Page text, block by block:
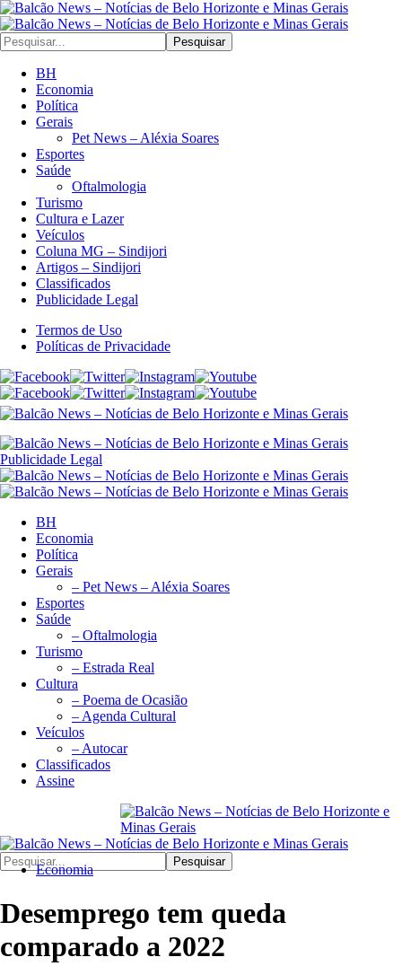
Pesquisar
BH
Economia
Política
Gerais
Pet News – Aléxia Soares
Esportes
Saúde
Oftalmologia
Turismo
Cultura e Lazer
Veículos
Coluna MG – Sindijori
Artigos – Sindijori
Classificados
Publicidade Legal
Termos de Uso
Políticas de Privacidade
Publicidade Legal
BH
Economia
Política
Gerais
– Pet News – Aléxia Soares
Esportes
Saúde
– Oftalmologia
Turismo
– Estrada Real
Cultura
– Poema de Ocasião
– Agenda Cultural
Veículos
– Autocar
Classificados
Assine
Pesquisar
Economia
Desemprego tem queda
comparado a 2022